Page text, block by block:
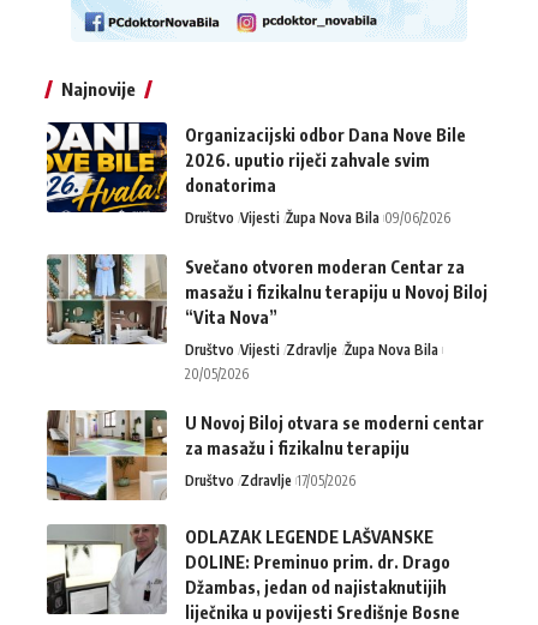
Najnovije
Organizacijski odbor Dana Nove Bile
2026. uputio riječi zahvale svim
donatorima
Društvo Vijesti Župa Nova Bila 09/06/2026
Svečano otvoren moderan Centar za
masažu i fizikalnu terapiju u Novoj Biloj
“Vita Nova”
Društvo Vijesti Zdravlje Župa Nova Bila
20/05/2026
U Novoj Biloj otvara se moderni centar
za masažu i fizikalnu terapiju
Društvo Zdravlje 17/05/2026
ODLAZAK LEGENDE LAŠVANSKE
DOLINE: Preminuo prim. dr. Drago
Džambas, jedan od najistaknutijih
liječnika u povijesti Središnje Bosne